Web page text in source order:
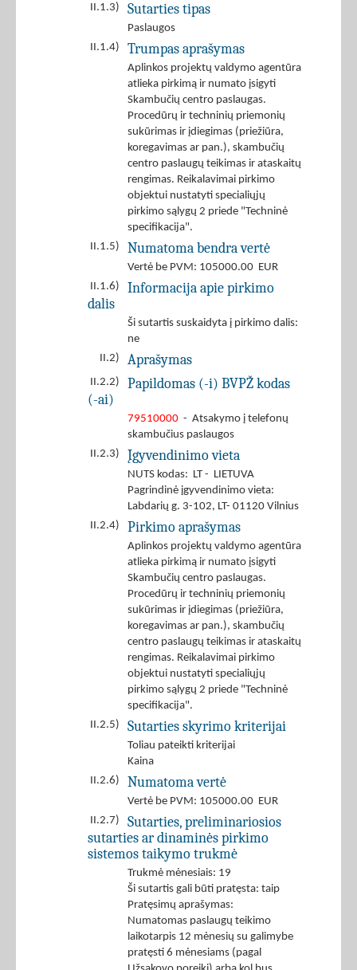
II.1.3)
Sutarties tipas
Paslaugos
II.1.4)
Trumpas aprašymas
Aplinkos projektų valdymo agentūra
atlieka pirkimą ir numato įsigyti
Skambučių centro paslaugas.
Procedūrų ir techninių priemonių
sukūrimas ir įdiegimas (priežiūra,
koregavimas ar pan.), skambučių
centro paslaugų teikimas ir ataskaitų
rengimas. Reikalavimai pirkimo
objektui nustatyti specialiųjų
pirkimo sąlygų 2 priede "Techninė
specifikacija".
II.1.5)
Numatoma bendra vertė
Vertė be PVM: 105000.00 EUR
II.1.6)
Informacija apie pirkimo
dalis
Ši sutartis suskaidyta į pirkimo dalis:
ne
II.2)
Aprašymas
II.2.2)
Papildomas (-i) BVPŽ kodas
(-ai)
79510000 - Atsakymo į telefonų
skambučius paslaugos
II.2.3)
Įgyvendinimo vieta
NUTS kodas: LT - LIETUVA
Pagrindinė įgyvendinimo vieta:
Labdarių g. 3-102, LT- 01120 Vilnius
II.2.4)
Pirkimo aprašymas
Aplinkos projektų valdymo agentūra
atlieka pirkimą ir numato įsigyti
Skambučių centro paslaugas.
Procedūrų ir techninių priemonių
sukūrimas ir įdiegimas (priežiūra,
koregavimas ar pan.), skambučių
centro paslaugų teikimas ir ataskaitų
rengimas. Reikalavimai pirkimo
objektui nustatyti specialiųjų
pirkimo sąlygų 2 priede "Techninė
specifikacija".
II.2.5)
Sutarties skyrimo kriterijai
Toliau pateikti kriterijai
Kaina
II.2.6)
Numatoma vertė
Vertė be PVM: 105000.00 EUR
II.2.7)
Sutarties, preliminariosios
sutarties ar dinaminės pirkimo
sistemos taikymo trukmė
Trukmė mėnesiais: 19
Ši sutartis gali būti pratęsta: taip
Pratęsimų aprašymas:
Numatomas paslaugų teikimo
laikotarpis 12 mėnesių su galimybe
pratęsti 6 mėnesiams (pagal